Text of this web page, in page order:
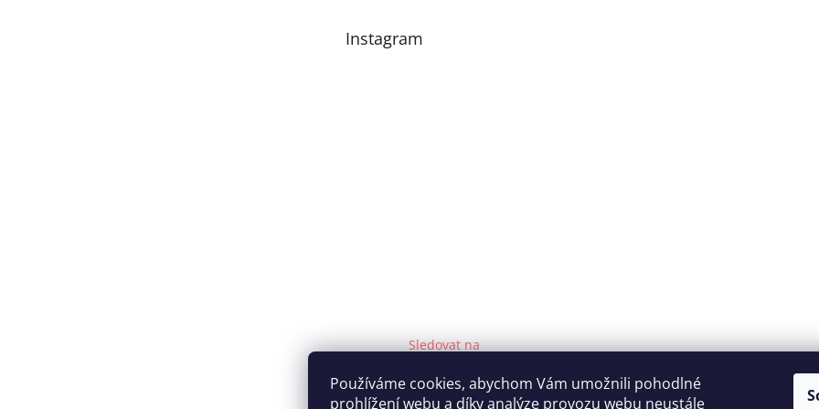
Používáme cookies, abychom Vám umožnili pohodlné
prohlížení webu a díky analýze provozu webu neustále
Instagram
Sledovat na